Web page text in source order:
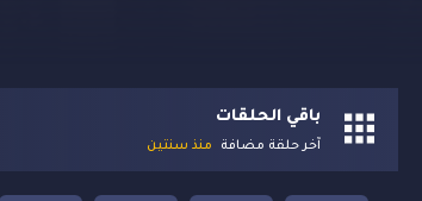
باقي الحلقات
آخر حلقة مضافة منذ سنتين